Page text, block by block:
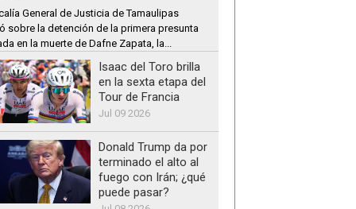
General de Justicia de Tamaulipas
sobre la detención de la primera presunta
en la muerte de Dafne Zapata, la...
Isaac del Toro brilla
en la sexta etapa del
Tour de Francia
Jul 09 2026
Donald Trump da por
terminado el alto al
fuego con Irán; ¿qué
puede pasar?